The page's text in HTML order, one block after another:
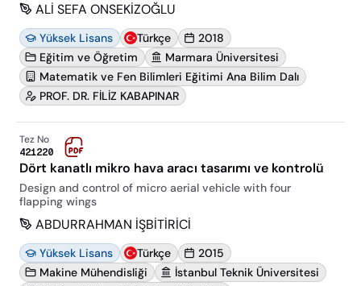
ALİ SEFA ONSEKİZOĞLU
Yüksek Lisans Türkçe
2018
Eğitim ve Öğretim
Marmara Üniversitesi
Matematik ve Fen Bilimleri Eğitimi Ana Bilim Dalı
PROF. DR. FİLİZ KABAPINAR
Tez No
421220
Dört kanatlı mikro hava aracı tasarımı ve kontrolü
Design and control of micro aerial vehicle with four
flapping wings
ABDURRAHMAN İŞBİTİRİCİ
Yüksek Lisans Türkçe
2015
Makine Mühendisliği
İstanbul Teknik Üniversitesi